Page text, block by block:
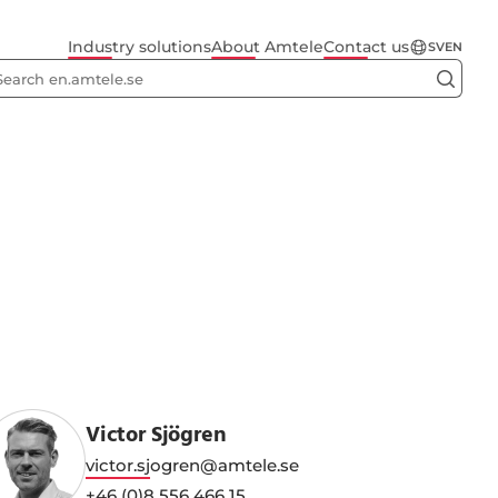
Industry solutionsAbout AmteleContact us SVEN
Victor Sjögren
victor.sjogren@amtele.se